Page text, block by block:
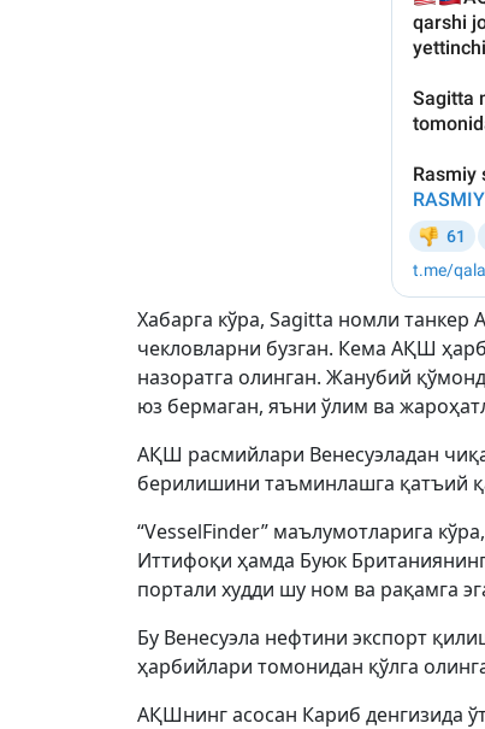
Хабарга кўра, Sagitta номли
чекловларни бузган. Кема АҚШ
назоратга олинган. Жанубий
юз бермаган, яъни ўлим ва
АҚШ расмийлари Венесуэладан
берилишини таъминлашга қатъий
“VesselFinder” маълумотларига
Иттифоқи ҳамда Буюк
портали худди шу ном ва рақамга
Бу Венесуэла нефтини экспорт
ҳарбийлари томонидан қўлга
АҚШнинг асосан Кариб денгизида